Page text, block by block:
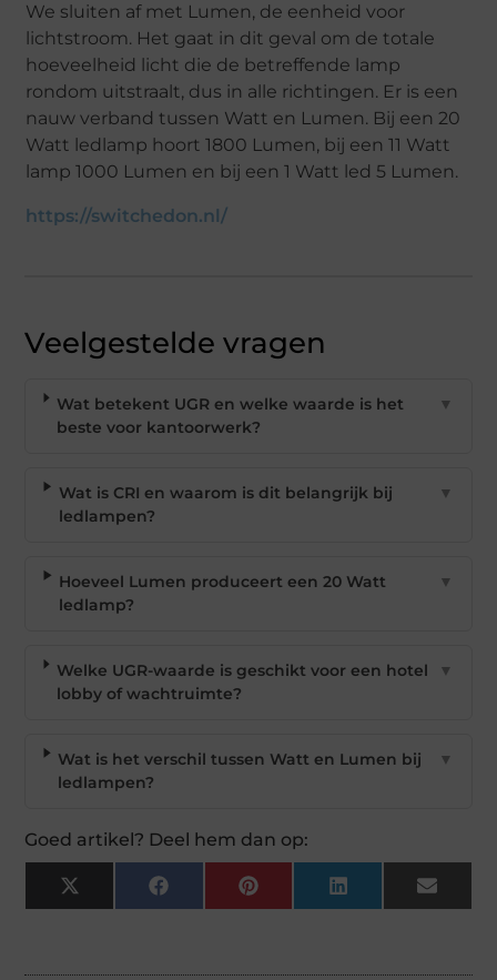
We sluiten af met Lumen, de eenheid voor
lichtstroom. Het gaat in dit geval om de totale
hoeveelheid licht die de betreffende lamp
rondom uitstraalt, dus in alle richtingen. Er is een
nauw verband tussen Watt en Lumen. Bij een 20
Watt ledlamp hoort 1800 Lumen, bij een 11 Watt
lamp 1000 Lumen en bij een 1 Watt led 5 Lumen.
https://switchedon.nl/
Veelgestelde vragen
Wat betekent UGR en welke waarde is het
beste voor kantoorwerk?
▼
Wat is CRI en waarom is dit belangrijk bij
ledlampen?
▼
Hoeveel Lumen produceert een 20 Watt
ledlamp?
▼
Welke UGR-waarde is geschikt voor een hotel
lobby of wachtruimte?
▼
Wat is het verschil tussen Watt en Lumen bij
ledlampen?
▼
Goed artikel? Deel hem dan op:
X
(Twitter)
Facebook Pinterest LinkedIn Email